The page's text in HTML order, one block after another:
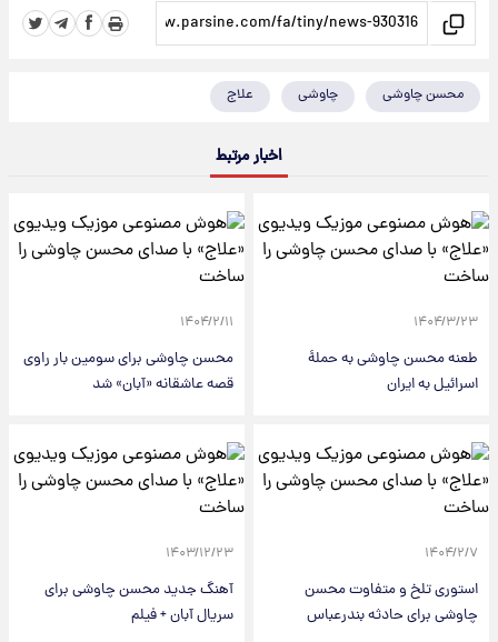
محسن چاوشی چاوشی علاج
اخبار مرتبط
۱۴۰۴/۳/۲۳
طعنه محسن چاوشی به حملۀ
اسرائیل به ایران
۱۴۰۴/۲/۱۱
​محسن چاوشی برای سومین بار راوی
قصه عاشقانه «آبان» شد
۱۴۰۴/۲/۷
استوری تلخ و متفاوت محسن
چاوشی برای حادثه بندرعباس
۱۴۰۳/۱۲/۲۳
آهنگ جدید محسن چاوشی برای
سریال آبان + فیلم